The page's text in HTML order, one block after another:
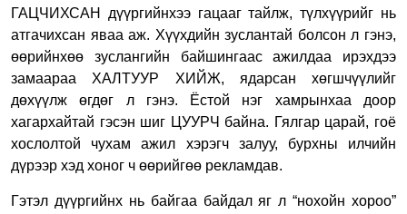
ГАЦЧИХСАН дүүргийнхээ гацааг тайлж, түлхүүрийг нь
атгачихсан яваа аж. Хүүхдийн зуслантай болсон л гэнэ,
өөрийнхөө зуслангийн байшингаас ажилдаа ирэхдээ
замаараа ХАЛТУУР ХИЙЖ, ядарсан хөгшчүүлийг
дөхүүлж өгдөг л гэнэ. Ёстой нэг хамрынхаа доор
хагархайтай гэсэн шиг ЦУУРЧ байна. Гялгар царай, гоё
хослолтой чухам ажил хэрэгч залуу, бурхны илчийн
дүрээр хэд хоног ч өөрийгөө рекламдав.
Гэтэл дүүргийнх нь байгаа байдал яг л “нохойн хороо”